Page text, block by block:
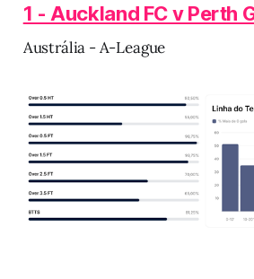
1 - Auckland FC v Perth
Austrália - A-League